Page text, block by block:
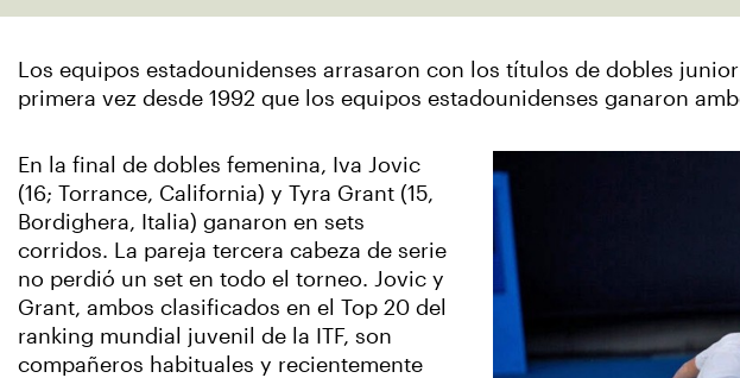
Los equipos estadounidenses arrasaron con los títulos de dobles
primera vez desde 1992 que los equipos estadounidenses ganaron
En la final de dobles femenina, Iva Jovic
(16; Torrance, California) y Tyra Grant (15,
Bordighera, Italia) ganaron en sets
corridos. La pareja tercera cabeza de serie
no perdió un set en todo el torneo. Jovic y
Grant, ambos clasificados en el Top 20 del
ranking mundial juvenil de la ITF, son
compañeros habituales y recientemente